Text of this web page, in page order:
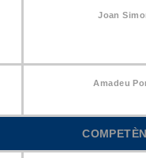
Joan
Amadeu